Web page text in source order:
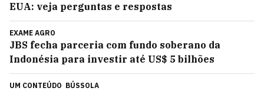
EUA: veja perguntas e respostas
EXAME AGRO
JBS fecha parceria com fundo soberano da
Indonésia para investir até US$ 5 bilhões
UM CONTEÚDO BÚSSOLA